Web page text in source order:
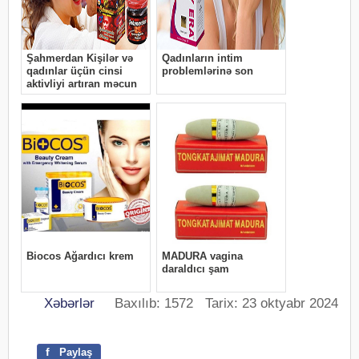
Xəbərlər Baxılıb: 1572 Tarix: 23 oktyabr 2024
f Paylaş